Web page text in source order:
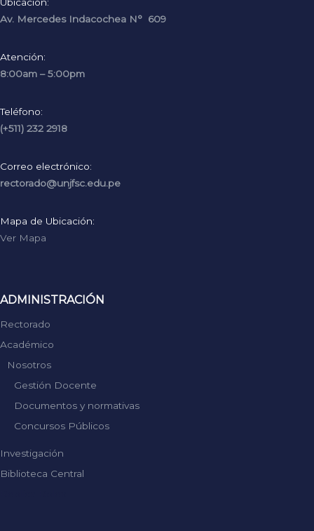
Ubicación:
Av. Mercedes Indacochea N° 609
Atención:
8:00am – 5:00pm
Teléfono:
(+511) 232 2918
Correo electrónico:
rectorado@unjfsc.edu.pe
Mapa de Ubicación:
Ver Mapa
ADMINISTRACIÓN
Rectorado
Académico
Nosotros
Gestión Docente
Documentos y normativas
Concursos Públicos
Investigación
Biblioteca Central